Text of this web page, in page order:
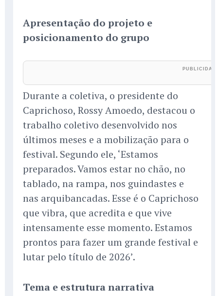
Apresentação do projeto e
posicionamento do grupo
Durante a coletiva, o presidente do
Caprichoso, Rossy Amoedo, destacou o
trabalho coletivo desenvolvido nos
últimos meses e a mobilização para o
festival. Segundo ele, ‘Estamos
preparados. Vamos estar no chão, no
tablado, na rampa, nos guindastes e
nas arquibancadas. Esse é o Caprichoso
que vibra, que acredita e que vive
intensamente esse momento. Estamos
prontos para fazer um grande festival e
lutar pelo título de 2026’.
Tema e estrutura narrativa